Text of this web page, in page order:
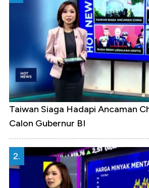
Taiwan Siaga Hadapi Ancaman
Calon Gubernur BI
2.